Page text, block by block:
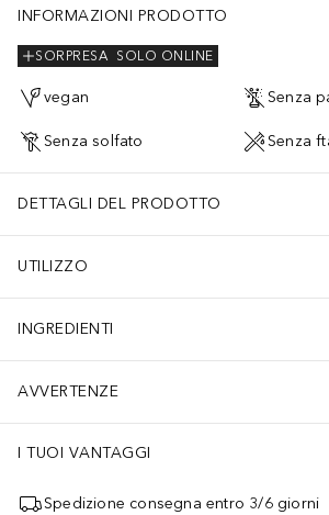
INFORMAZIONI PRODOTTO
SOLO ONLINE
SORPRESA
vegan Senza
Senza solfato Senza
DETTAGLI DEL PRODOTTO
UTILIZZO
INGREDIENTI
AVVERTENZE
I TUOI VANTAGGI
Spedizione consegna entro 3/6 giorni